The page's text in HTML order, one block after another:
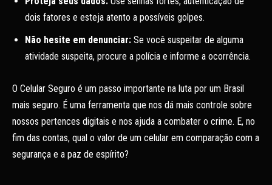
dois fatores e esteja atento a possíveis golpes.
Não hesite em denunciar: Se você suspeitar de alguma
atividade suspeita, procure a polícia e informe a ocorrência.
O Celular Seguro é um passo importante na luta por um Brasil
mais seguro. É uma ferramenta que nos dá mais controle sobre
nossos pertences digitais e nos ajuda a combater o crime. E, no
fim das contas, qual o valor de um celular em comparação com a
segurança e a paz de espírito?